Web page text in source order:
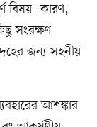
বিষয়। কারণ,
সংরক্ষণ
জন্য সহনীয়
আশঙ্কার